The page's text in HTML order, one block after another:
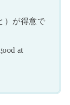
が得意で
at